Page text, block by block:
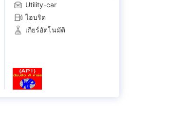
Utility-car
ไฮบริด
เกียร์อัตโนมัติ